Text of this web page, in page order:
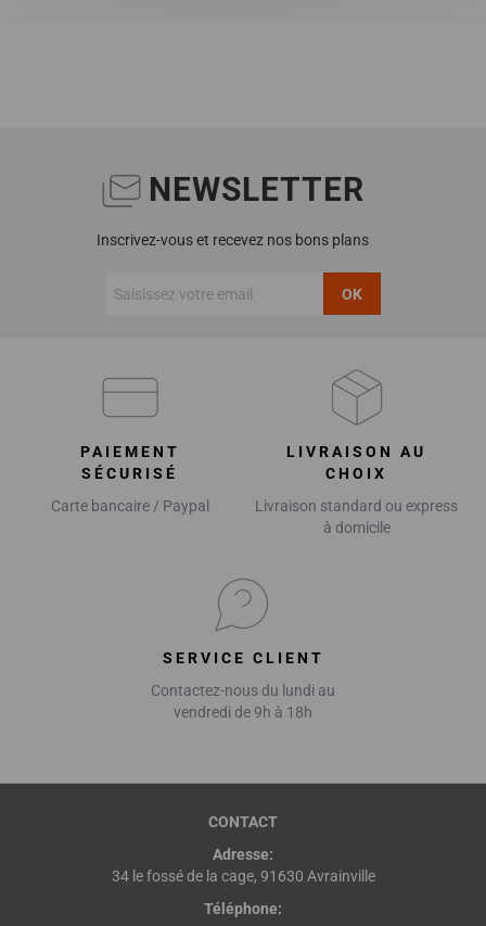
NEWSLETTER
Inscrivez-vous et recevez nos bons plans
OK
PAIEMENT
SÉCURISÉ
Carte bancaire / Paypal
LIVRAISON AU
CHOIX
Livraison standard ou express
à domicile
SERVICE CLIENT
Contactez-nous du lundi au
vendredi de 9h à 18h
CONTACT
Adresse:
34 le fossé de la cage, 91630 Avrainville
Téléphone: